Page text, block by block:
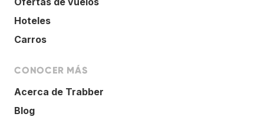
Hoteles
Carros
CONOCER MÁS
Acerca de Trabber
Blog